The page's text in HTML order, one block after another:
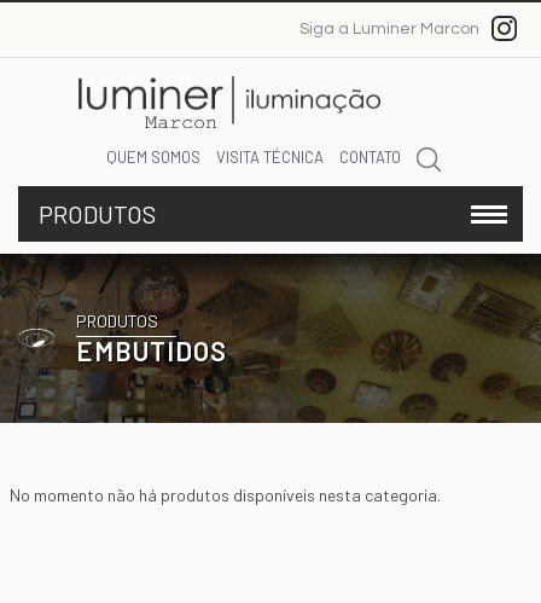
Siga a Luminer Marcon
QUEM SOMOS VISITA TÉCNICA CONTATO
PRODUTOS
EMBUTIDOS
No momento não há produtos disponíveis nesta categoria.